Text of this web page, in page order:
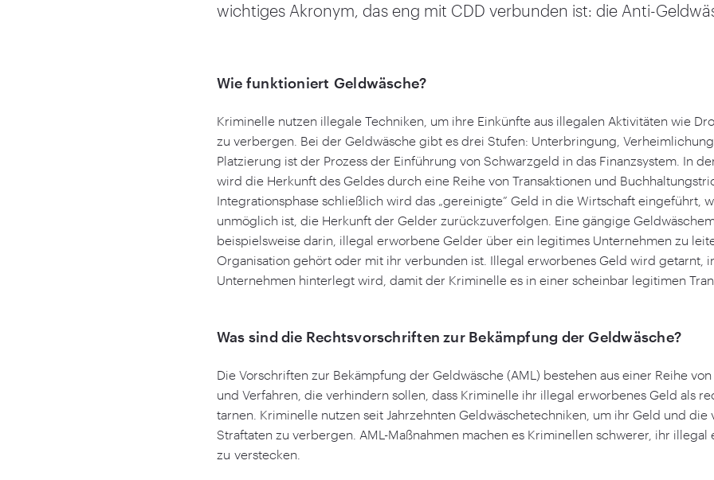
wichtiges Akronym, das eng mit CDD verbunden ist: die Anti-
Wie funktioniert Geldwäsche?
Kriminelle nutzen illegale Techniken, um ihre Einkünfte aus illegalen Aktivitäten wie
zu verbergen. Bei der Geldwäsche gibt es drei Stufen: Unterbringung,
Platzierung ist der Prozess der Einführung von Schwarzgeld in das Finanzsystem. In
wird die Herkunft des Geldes durch eine Reihe von Transaktionen und
Integrationsphase schließlich wird das „gereinigte” Geld in die Wirtschaft eingeführt,
unmöglich ist, die Herkunft der Gelder zurückzuverfolgen. Eine gängige
beispielsweise darin, illegal erworbene Gelder über ein legitimes Unternehmen zu
Organisation gehört oder mit ihr verbunden ist. Illegal erworbenes Geld wird getarnt,
Unternehmen hinterlegt wird, damit der Kriminelle es in einer scheinbar legitimen
Was sind die Rechtsvorschriften zur Bekämpfung der Geldwäsche?
Die Vorschriften zur Bekämpfung der Geldwäsche (AML) bestehen aus einer Reihe
und Verfahren, die verhindern sollen, dass Kriminelle ihr illegal erworbenes Geld als
tarnen. Kriminelle nutzen seit Jahrzehnten Geldwäschetechniken, um ihr Geld und die
Straftaten zu verbergen. AML-Maßnahmen machen es Kriminellen schwerer, ihr illegal
zu verstecken.